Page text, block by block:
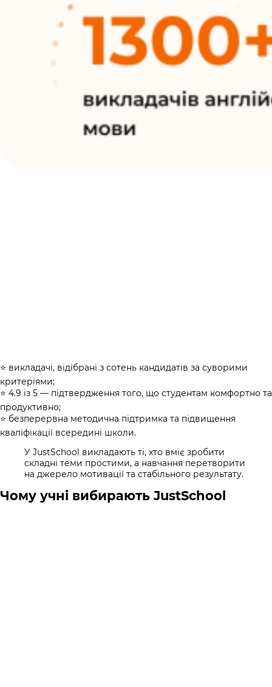
⭐ викладачі, відібрані з сотень кандидатів за суворими
критеріями;
⭐ 4.9 із 5 — підтвердження того, що студентам комфортно та
продуктивно;
⭐ безперервна методична підтримка та підвищення
кваліфікації всередині школи.
У JustSchool викладають ті, хто вміє зробити
складні теми простими, а навчання перетворити
на джерело мотивації та стабільного результату.
Чому учні вибирають JustSchool